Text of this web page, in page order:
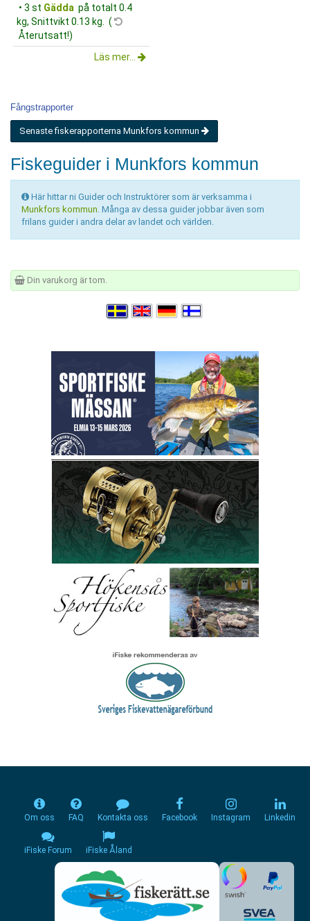
• 3 st Gädda på totalt 0.4
kg, Snittvikt 0.13 kg. (
Återutsatt!)
Läs mer...
Fångstrapporter
Senaste fiskerapporterna Munkfors kommun
Fiskeguider i Munkfors kommun
Här hittar ni Guider och Instruktörer som är verksamma i
Munkfors kommun . Många av dessa guider jobbar även som
frilans guider i andra delar av landet och världen.
Din varukorg är tom.
Om oss FAQ Kontakta oss Facebook Instagram Linkedin
iFiske Forum iFiske Åland